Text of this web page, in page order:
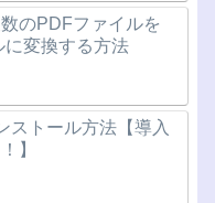
数のPDFファイルを
に変換する方法
ストール方法【導入
】